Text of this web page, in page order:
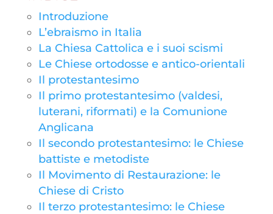
Introduzione
L’ebraismo in Italia
La Chiesa Cattolica e i suoi scismi
Le Chiese ortodosse e antico-orientali
Il protestantesimo
Il primo protestantesimo (valdesi,
luterani, riformati) e la Comunione
Anglicana
Il secondo protestantesimo: le Chiese
battiste e metodiste
Il Movimento di Restaurazione: le
Chiese di Cristo
Il terzo protestantesimo: le Chiese